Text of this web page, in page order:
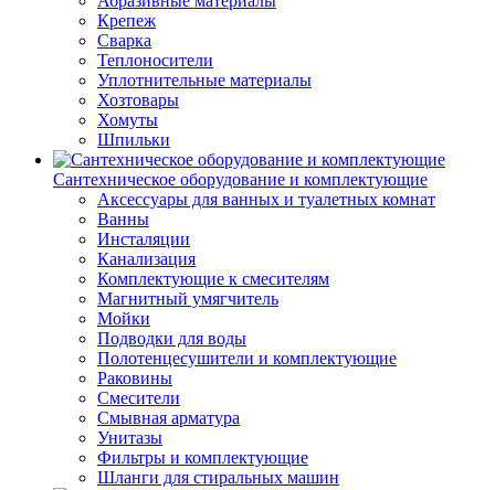
Крепеж
Сварка
Теплоносители
Уплотнительные материалы
Хозтовары
Хомуты
Шпильки
Сантехническое оборудование и комплектующие
Аксессуары для ванных и туалетных комнат
Ванны
Инсталяции
Канализация
Комплектующие к смесителям
Магнитный умягчитель
Мойки
Подводки для воды
Полотенцесушители и комплектующие
Раковины
Смесители
Смывная арматура
Унитазы
Фильтры и комплектующие
Шланги для стиральных машин